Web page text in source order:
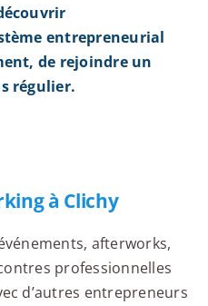
entrepreneurial
de rejoindre un
régulier.
à Clichy
afterworks,
professionnelles
d’autres entrepreneurs